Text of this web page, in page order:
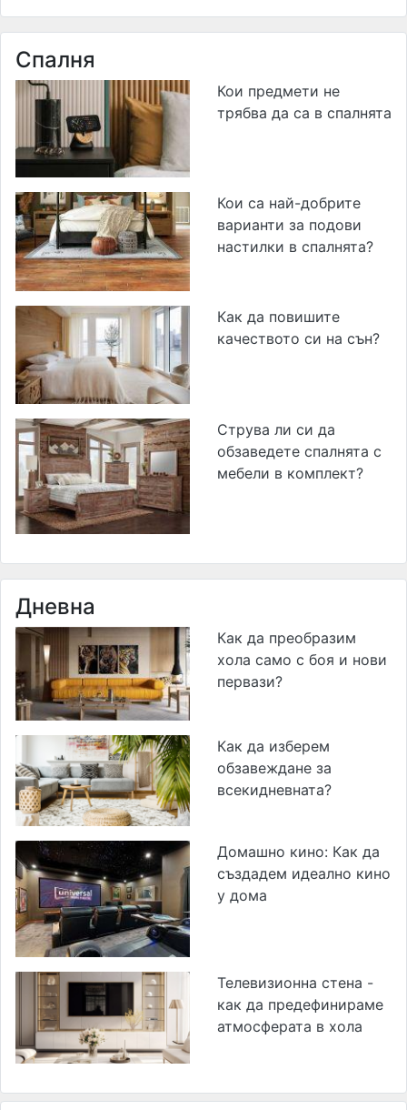
Спалня
Кои предмети не
трябва да са в спалнята
Кои са най-добрите
варианти за подови
настилки в спалнята?
Как да повишите
качеството си на сън?
Струва ли си да
обзаведете спалнята с
мебели в комплект?
Дневна
Как да преобразим
хола само с боя и нови
первази?
Как да изберем
обзавеждане за
всекидневната?
Домашно кино: Как да
създадем идеално кино
у дома
Телевизионна стена -
как да предефинираме
атмосферата в хола